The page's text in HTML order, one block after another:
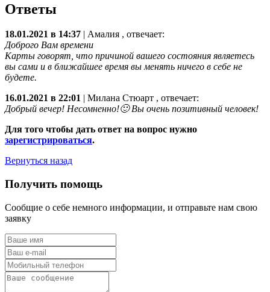
Ответы
18.01.2021 в 14:37 Амалия , отвечает:
Доброго Вам времени
Карты говорят, что причиной вашего состояния являетесь
вы сами и в ближайшее время вы менять ничего в себе не
будете.
16.01.2021 в 22:01
Милана Стюарт , отвечает:
Добрый вечер! Несомненно!🙂 Вы очень позитивный человек!
Для того чтобы дать ответ на вопрос нужно
зарегистрироваться.
Вернуться назад
Получить помощь
Сообщие о себе немного информации, и отправьте нам свою
заявку